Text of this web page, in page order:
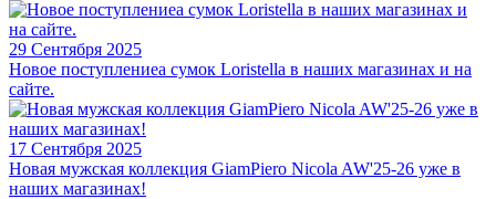
29 Сентября 2025
Новое поступлениеа сумок Loristella в наших магазинах и на
сайте.
17 Сентября 2025
Новая мужская коллекция GiamPiero Nicola AW'25-26 уже в
наших магазинах!